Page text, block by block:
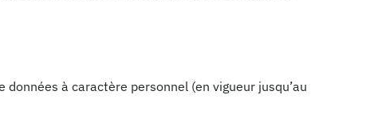
à caractère personnel (en vigueur jusqu’au